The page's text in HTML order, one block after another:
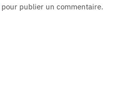
pour publier un commentaire.